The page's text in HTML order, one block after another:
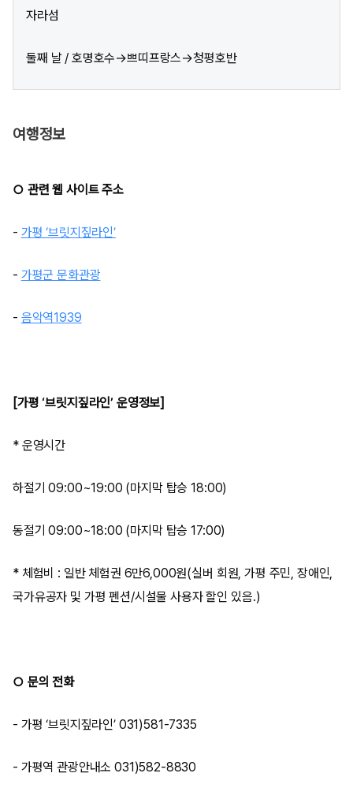
자라섬
둘째 날 / 호명호수→쁘띠프랑스→청평호반
여행정보
○ 관련 웹 사이트 주소
- 가평 ‘브릿지짚라인’
- 가평군 문화관광
- 음악역1939
[가평 ‘브릿지짚라인’ 운영정보]
* 운영시간
하절기 09:00~19:00 (마지막 탑승 18:00)
동절기 09:00~18:00 (마지막 탑승 17:00)
* 체험비 : 일반 체험권 6만6,000원(실버 회원, 가평 주민, 장애인,
국가유공자 및 가평 펜션/시설물 사용자 할인 있음.)
○ 문의 전화
- 가평 ‘브릿지짚라인’ 031)581-7335
- 가평역 관광안내소 031)582-8830